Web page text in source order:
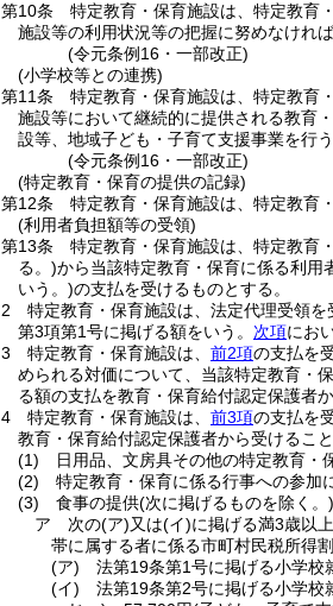
第10条
特定教育・保育施設は、特定教育
施設等の利用状況等の把握に努めなければ
(令元条例16・一部改正)
(小学校等との連携)
第11条
特定教育・保育施設は、特定教育
施設等において継続的に提供される教育
設等、地域子ども・子育て支援事業を行
(令元条例16・一部改正)
(特定教育・保育の提供の記録)
第12条
特定教育・保育施設は、特定教育
(利用者負担額等の受領)
第13条
特定教育・保育施設は、特定教育
る。)から当該特定教育・保育に係る利用
いう。)の支払を受けるものとする。
2
特定教育・保育施設は、法定代理受領
第3項第1号に掲げる額をいう。 次項にお
3
特定教育・保育施設は、 前2項の支払を
められる対価について、当該特定教育・
る額の支払を教育・保育給付認定保護者
4
特定教育・保育施設は、 前3項の支払を
教育・保育給付認定保護者から受けること
(1)
日用品、文房具その他の特定教育・
(2)
特定教育・保育に係る行事への参加
(3)
食事の提供(次に掲げるものを除く。)
ア
次の(ア)又は(イ)に掲げる満3歳以
帯に属する者に係る市町村民税所得
(ア)
法第19条第1号に掲げる小学
(イ)
法第19条第2号に掲げる小学校